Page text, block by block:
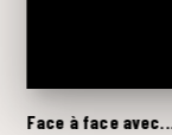
Face à face